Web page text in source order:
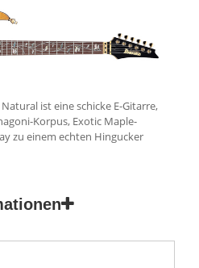
ist eine schicke E-Gitarre,
Korpus, Exotic Maple-
zu einem echten Hingucker